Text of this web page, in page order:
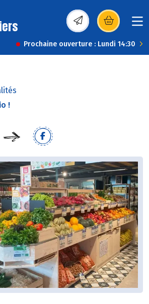
(s’ouvre dans une
Prochaine ouverture : Lundi 14:30
!